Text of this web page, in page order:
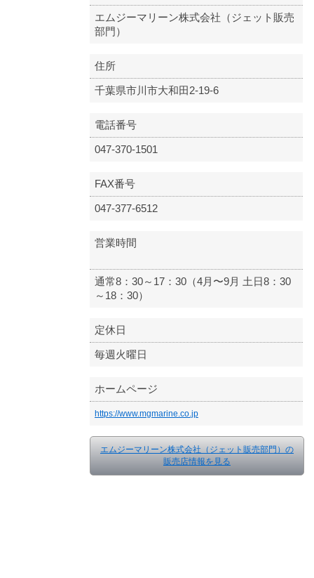
エムジーマリーン株式会社（ジェット販売
部門）
住所
千葉県市川市大和田2-19-6
電話番号
047-370-1501
FAX番号
047-377-6512
営業時間
通常8：30～17：30（4月〜9月 土日8：30
～18：30）
定休日
毎週火曜日
ホームページ
https://www.mgmarine.co.jp
エムジーマリーン株式会社（ジェット販売部門）の
販売店情報を見る